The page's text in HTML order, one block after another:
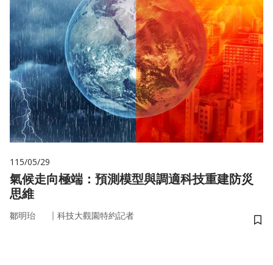
115/05/29
氣候走向極端：預測模型與調適科技重建防災
思維
鄒明珆 ｜ 科技大觀園特約記者
儲